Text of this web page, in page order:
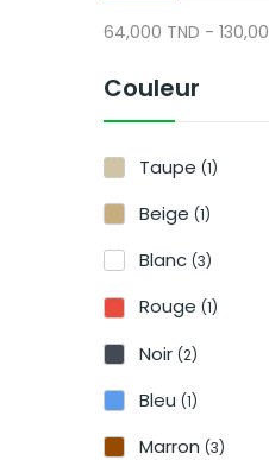
64,000 TND -
Couleur
Taupe (1)
Beige (1)
Blanc (3)
Rouge (1)
Noir (2)
Bleu (1)
Marron (3)